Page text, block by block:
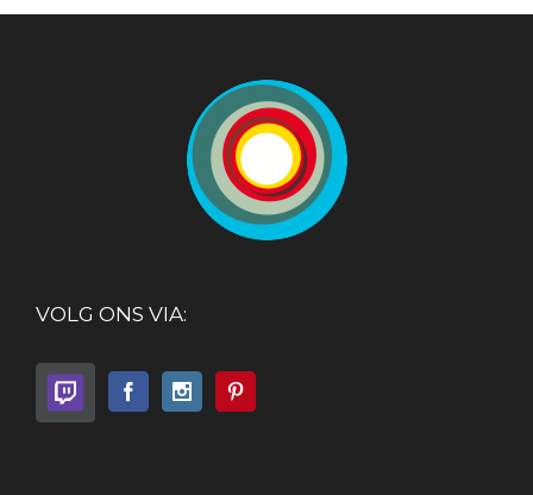
VOLG ONS VIA: